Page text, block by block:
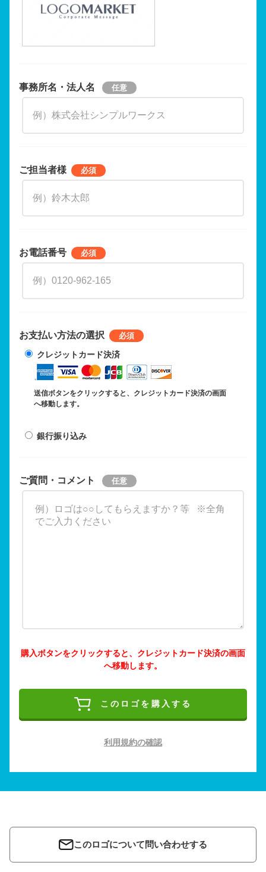
事務所名・法人名
ご担当者様
お電話番号
お支払い方法の選択
クレジットカード決済
送信ボタンをクリックすると、クレジットカード決済の画面
へ移動します。
銀行振り込み
ご質問・コメント
購入ボタンをクリックすると、クレジットカード決済の画面
へ移動します。
このロゴを購入する
利用規約の確認
このロゴについて問い合わせする